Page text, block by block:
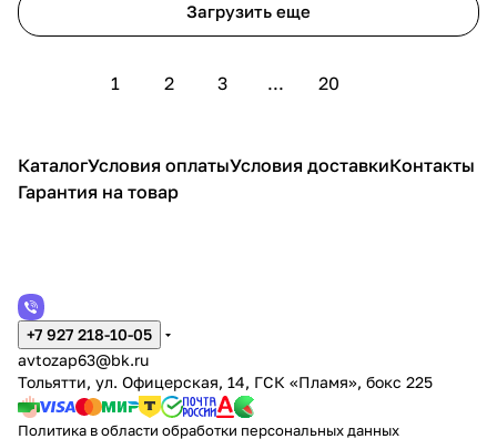
Загрузить еще
1 2 3 ... 20
КаталогУсловия оплатыУсловия доставкиКонтакты
Гарантия на товар
+7 927 218-10-05
avtozap63@bk.ru
Тольятти, ул. Офицерская, 14, ГСК «Пламя», бокс 225
Политика в области обработки персональных данных